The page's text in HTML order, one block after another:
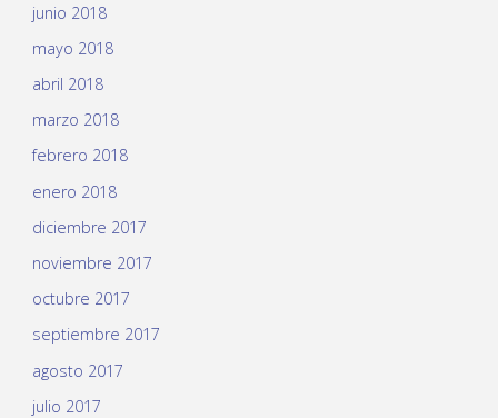
junio 2018
mayo 2018
abril 2018
marzo 2018
febrero 2018
enero 2018
diciembre 2017
noviembre 2017
octubre 2017
septiembre 2017
agosto 2017
julio 2017